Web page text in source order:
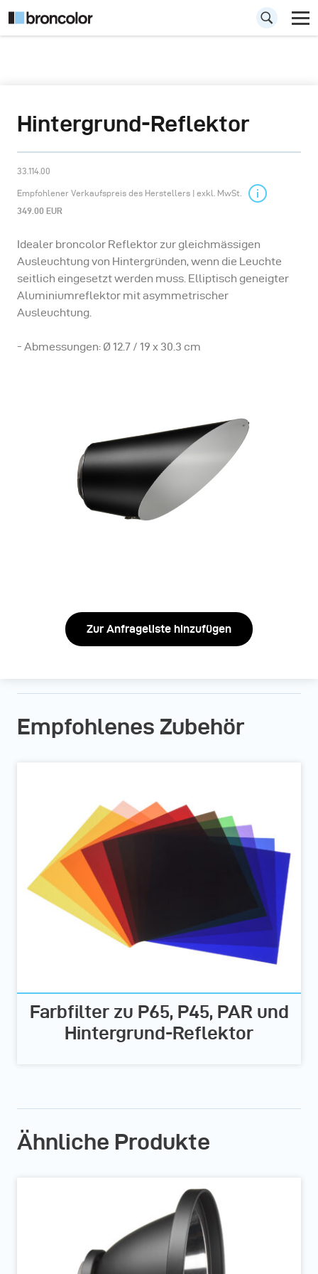
Hintergrund-Reflektor
33.114.00
Empfohlener Verkaufspreis des Herstellers | exkl. MwSt.
349.00 EUR
Idealer broncolor Reflektor zur gleichmässigen
Ausleuchtung von Hintergründen, wenn die Leuchte
seitlich eingesetzt werden muss. Elliptisch geneigter
Aluminiumreflektor mit asymmetrischer
Ausleuchtung.
- Abmessungen: Ø 12.7 / 19 x 30.3 cm
Zur Anfrageliste hinzufügen
Empfohlenes Zubehör
Farbfilter zu P65, P45, PAR und
Hintergrund-Reflektor
Ähnliche Produkte